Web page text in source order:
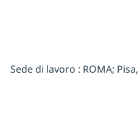
Sede di lavoro : ROMA;